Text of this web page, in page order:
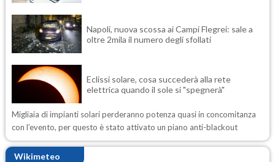
Napoli, nuova scossa ai Campi Flegrei: sale a
oltre 2mila il numero degli sfollati
Eclissi solare, cosa succederà alla rete
elettrica quando il sole si "spegnerà"
Migliaia di impianti solari perderanno potenza quasi in concomitanza
con l’evento, per questo è stato attivato un piano anti-blackout
Wikimeteo